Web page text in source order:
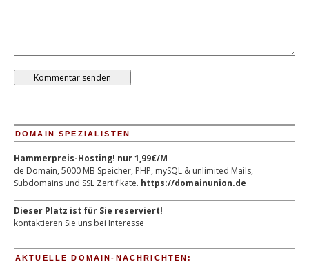
DOMAIN SPEZIALISTEN
Hammerpreis-Hosting! nur 1,99€/M
de Domain, 5000 MB Speicher, PHP, mySQL & unlimited Mails,
Subdomains und SSL Zertifikate. https://domainunion.de
Dieser Platz ist für Sie reserviert!
kontaktieren Sie uns bei Interesse
AKTUELLE DOMAIN-NACHRICHTEN: